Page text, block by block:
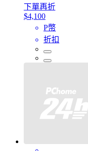
下單再折
$4,100
P幣
折扣